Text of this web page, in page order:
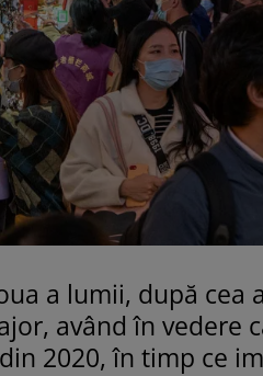
a lumii, după
având în vedere
2020, în timp ce